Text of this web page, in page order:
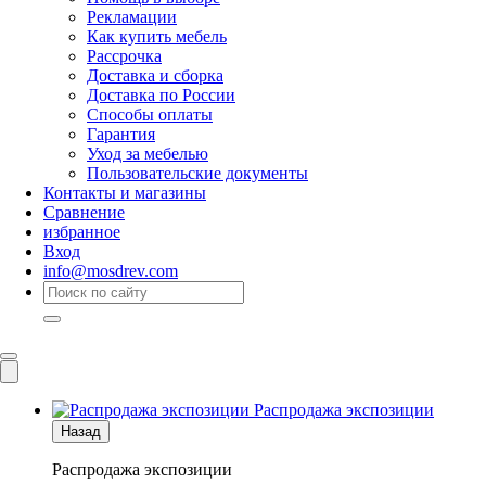
Рекламации
Как купить мебель
Рассрочка
Доставка и сборка
Доставка по России
Способы оплаты
Гарантия
Уход за мебелью
Пользовательские документы
Контакты и магазины
Сравнение
избранное
Вход
info@mosdrev.com
Распродажа экспозиции
Назад
Распродажа экспозиции